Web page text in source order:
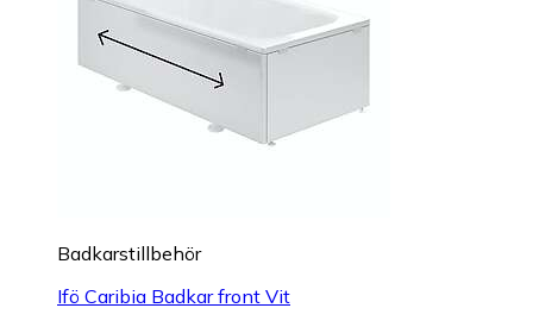
Badkarstillbehör
Ifö Caribia Badkar front Vit